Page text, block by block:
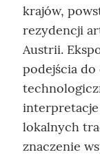
krajów,
rezydencji
Austrii.
podejścia
lokalnych
znaczenie